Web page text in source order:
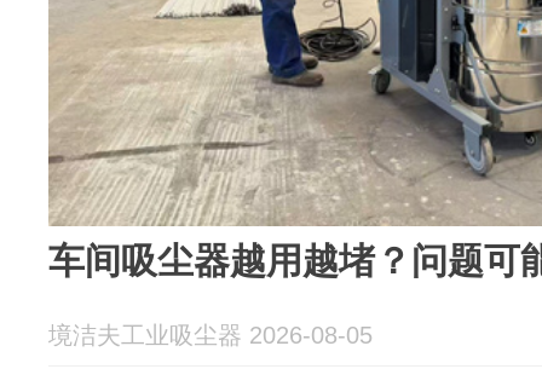
车间吸尘器越用越堵？问题可
境洁夫工业吸尘器 2026-08-05